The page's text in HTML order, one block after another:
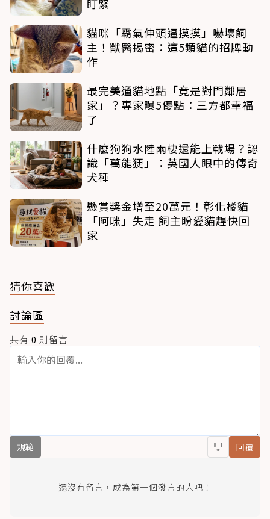
盯緊
貓咪「霸氣伸頭逼摸摸」嚇壞飼
主！獸醫揭密：這5類貓的招牌動
作
最完美遛貓地點「竟是對門鄰居
家」？專家曝5優點：三方都幸福
了
什麼狗狗水陸兩棲還能上戰場？認
識「萬能㹴」：英國人眼中的傳奇
犬種
懸賞獎金增至20萬元！彰化橘貓
「阿咪」失走 飼主盼愛貓趕快回
家
猜你喜歡
討論區
共有 0 則留言
規範 回覆
還沒有留言，成為第一個發言的人吧！